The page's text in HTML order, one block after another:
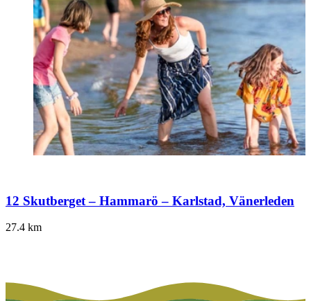
12 Skutberget – Hammarö – Karlstad, Vänerleden
27.4 km